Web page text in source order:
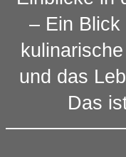
– Ein Blick
und das
Das